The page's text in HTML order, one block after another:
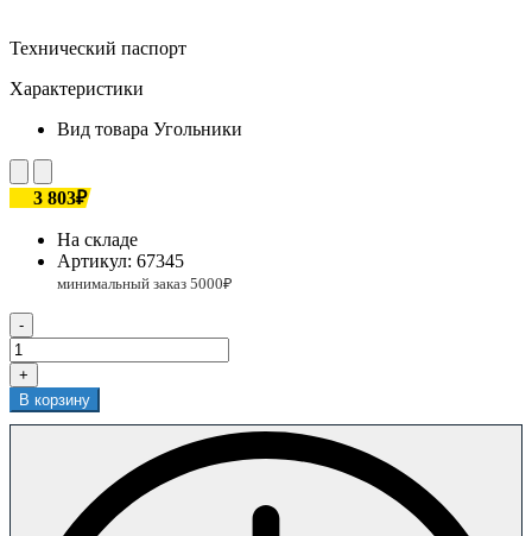
Технический паспорт
Характеристики
Вид товара Угольники
3 803₽
На складе
Артикул: 67345
-
+
В корзину